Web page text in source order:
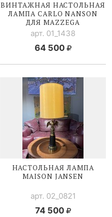
ВИНТАЖНАЯ НАСТОЛЬНАЯ
ЛАМПА CARLO NANSON
ДЛЯ MAZZEGA
арт. 01_1438
64 500
НАСТОЛЬНАЯ ЛАМПА
MAISON JANSEN
арт. 02_0821
74 500